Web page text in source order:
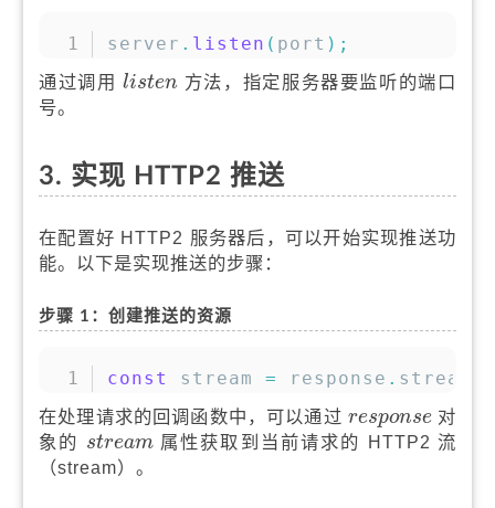
server . listen ( port ) ;
通过调用listen
lis
te
n
方法，指定服务器要监听的端口
号。
3. 实现 HTTP2 推送
在配置好 HTTP2 服务器后，可以开始实现推送功
能。以下是实现推送的步骤：
步骤 1：创建推送的资源
const stream = response . stream
复制
在处理请求的回调函数中，可以通过 response
r
e
s
p
o
n
s
e
对
象的 stream
s
tre
a
m
属性获取到当前请求的 HTTP2 流
（stream）。